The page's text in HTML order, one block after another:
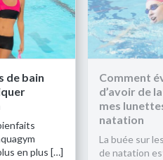
Comment éviter
d’avoir de la buée sur
mes lunettes de
La buée sur les lunettes
de natation est un […]